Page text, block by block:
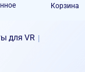
Корзина
для VR |